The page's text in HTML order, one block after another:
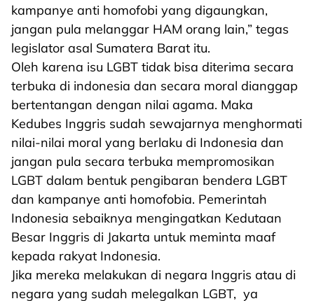
kampanye anti homofobi yang digaungkan,
jangan pula melanggar HAM orang lain,” tegas
legislator asal Sumatera Barat itu.
Oleh karena isu LGBT tidak bisa diterima secara
terbuka di indonesia dan secara moral dianggap
bertentangan dengan nilai agama. Maka
Kedubes Inggris sudah sewajarnya menghormati
nilai-nilai moral yang berlaku di Indonesia dan
jangan pula secara terbuka mempromosikan
LGBT dalam bentuk pengibaran bendera LGBT
dan kampanye anti homofobia. Pemerintah
Indonesia sebaiknya mengingatkan Kedutaan
Besar Inggris di Jakarta untuk meminta maaf
kepada rakyat Indonesia.
Jika mereka melakukan di negara Inggris atau di
negara yang sudah melegalkan LGBT, ya